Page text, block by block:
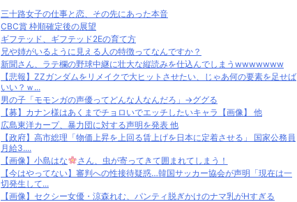
三十路女子の仕事と恋、その先にあった本音
CBC賞 枠順確定後の展望
ギフテッド、ギフテッド2Eの育て方
兄や姉がいるように見える人の特徴ってなんですか？
新聞さん、ラテ欄の野球中継に壮大な縦読みを仕込んでしまうwwwwwww
【悲報】ZZガンダムをリメイクで大ヒットさせたい、じゃあ何の要素を足せば
いい？ｗ...
男の子「モモンガの声優ってどんな人なんだろ」→ググる
【募】カナン様はあくまでチョロいでエッチしたいキャラ【画像】 他
広島東洋カープ、暴力団に対する声明を発表 他
【政府】高市総理「物価上昇を上回る賃上げを日本に定着させる」 国家公務員
月給3....
【画像】小島はな
さん、虫が寄ってきて囲まれてしまう！
【今はやってない】審判への性接待疑惑…韓国サッカー協会が声明「現在は一
切発生して...
【画像】セクシー女優・涼森れむ、パンティ脱ぎかけのナマ乳がHすぎる